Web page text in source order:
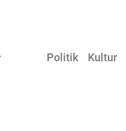
Politik Kultur